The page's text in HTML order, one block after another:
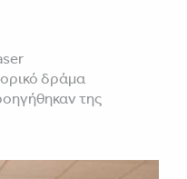
δράμα
της